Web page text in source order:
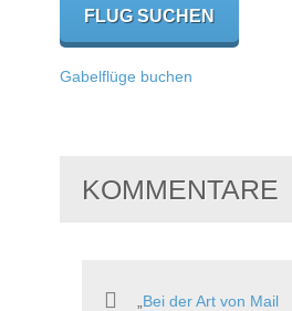
Gabelflüge buchen
KOMMENTARE
Bei der Art von Mail